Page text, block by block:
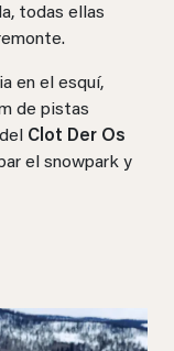
todas ellas
en el esquí,
de pistas
Clot Der Os
el snowpark y